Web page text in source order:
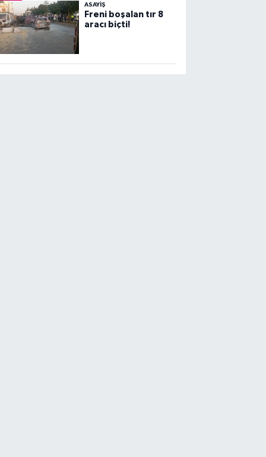
ASAYİŞ
Freni boşalan tır 8
aracı biçti!